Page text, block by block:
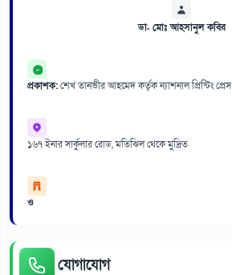
ডা. মোঃ আহসানুল কবির
প্রকাশক:শেখ তানভীর আহমেদ কর্তৃক ন্যাশনাল প্রিন্টিং প্রেস
১৬৭ ইনার সার্কুলার রোড, মতিঝিল থেকে মুদ্রিত
ও
যোগাযোগ